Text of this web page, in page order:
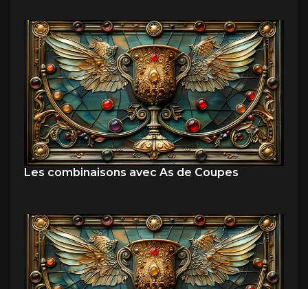
Les combinaisons avec As de Coupes